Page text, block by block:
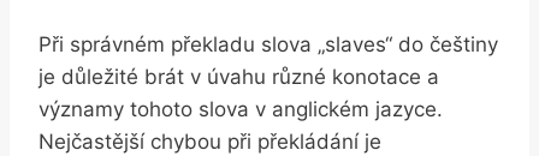
Při správném překladu slova „slaves“ do češtiny
je důležité⁤ brát ‍v úvahu ‍různé ‌konotace a​
významy ​tohoto slova v anglickém‍ jazyce.
Nejčastější chybou při překládání je